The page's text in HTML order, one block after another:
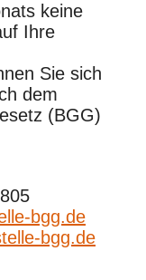
keine
Ihre
Sie sich
dem
(BGG)
bgg.de
bgg.de